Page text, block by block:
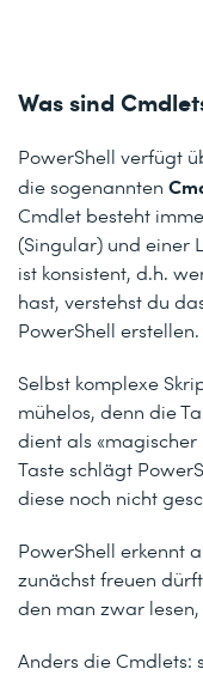
Was sind
PowerShell verfügt
die sogenannten
Cmdlet besteht
(Singular) und einer
ist konsistent, d.h.
hast, verstehst du
PowerShell erstellen.
Selbst komplexe
mühelos, denn die
dient als
Taste schlägt
diese noch nicht
PowerShell erkennt
zunächst freuen
den man zwar
Anders die Cmdlets: